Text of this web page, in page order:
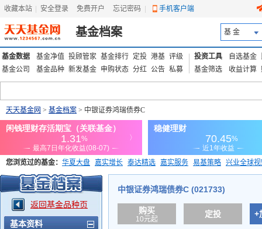
收藏本站 安全登录 免费开户 忘记密码 手机客户端
基金档案 基 金
基金数据 基金净值 投顾管家 基金排行 定投 港基 评级
基金公司
基金品种 新发基金 申购状态 分红 公告 私募
投资工具 自选基金
基金筛选
收益计算
天天基金网 > 基金档案 > 中银证券鸿瑞债券C
您浏览过的基金： 华夏大盘 嘉实增长 泰达精选 嘉实服务 易基策略 兴业全球
添富优势 华安宏利 上证180价值ETF
返回基金品种页
基本资料
中银证券鸿瑞债券C (021733)
购买
10元起
定投 +